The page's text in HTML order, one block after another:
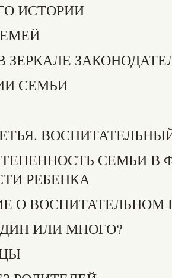
ИСТОРИИ
ЗЕРКАЛЕ
СЕМЬИ
СЕМЬИ В
РЕБЕНКА
О ВОСПИТАТЕЛЬНОМ
ИЛИ МНОГО?